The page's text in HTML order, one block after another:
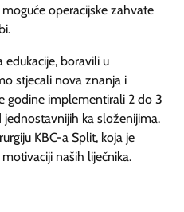
operacijske zahvate
boravili u
stjecali nova znanja i
godine implementirali 2 do 3
ka složenijima.
KBC-a Split, koja je
naših liječnika.